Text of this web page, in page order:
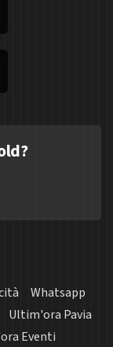
Whatsapp
Ultim'ora Pavia
Eventi